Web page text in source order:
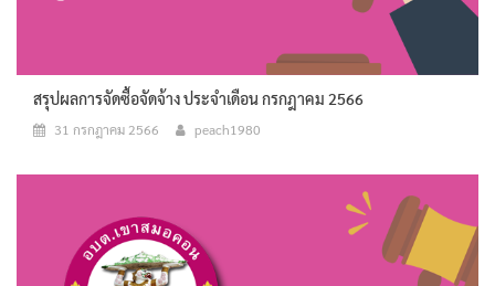
สรุปผลการจัดซื้อจัดจ้าง ประจำเดือน กรกฎาคม 2566
31 กรกฎาคม 2566 peach1980